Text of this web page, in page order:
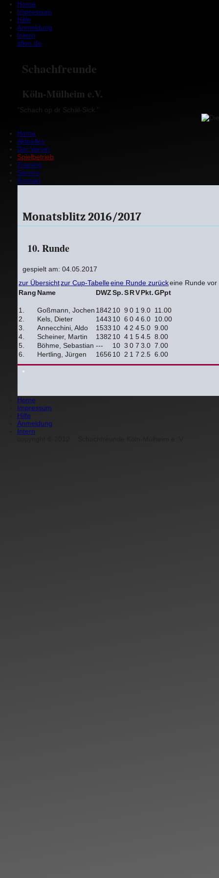
Home
Impressum
Hilfe
Anmeldung
Intern
sfkm.de
Schachfreunde
Köln-Mülheim e.V.
"Schach op dr Schäl-Sick."
Home
Aktuelles
Der Verein
Spielbetrieb
Training
Service
Kontakt
Monatsblitz 2016/2017
10. Runde
gespielt am: 04.05.2017
zur Übersichtzur Cup-Tabelleeine Runde zurückeine Runde vor
Rang Name DWZSp.SRVPkt.GPpt
1. Goßmann, Jochen 1842 10 9 0 1 9.0 11.00
2.
Kels, Dieter 1443 10 6 0 46.0 10.00
3.
Annecchini, Aldo 1533 10 4 2 45.0 9.00
4.
Scheiner, Martin 1382 10 4 1 54.5 8.00
5.
Böhme, Sebastian --- 10 3 0 7 3.0 7.00
6.
Hertling, Jürgen 1656 10 2 1 7 2.5 6.00
Home
Impressum
Hilfe
Anmeldung
Intern